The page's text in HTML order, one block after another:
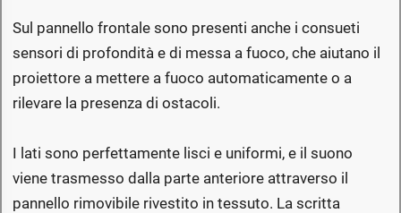
Sul pannello frontale sono presenti anche i consueti
sensori di profondità e di messa a fuoco, che aiutano il
proiettore a mettere a fuoco automaticamente o a
rilevare la presenza di ostacoli.
I lati sono perfettamente lisci e uniformi, e il suono
viene trasmesso dalla parte anteriore attraverso il
pannello rimovibile rivestito in tessuto. La scritta